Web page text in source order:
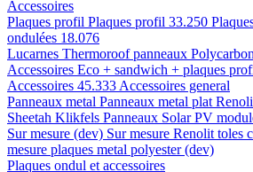
Accessoires
Plaques profil Plaques profil 33.250
ondulées 18.076
Lucarnes Thermoroof panneaux
Accessoires Eco + sandwich + plaques
Accessoires 45.333 Accessoires general
Panneaux metal Panneaux metal plat
Sheetah Klikfels Panneaux Solar PV
Sur mesure (dev) Sur mesure Renolit toles
mesure plaques metal polyester (dev)
Plaques ondul et accessoires